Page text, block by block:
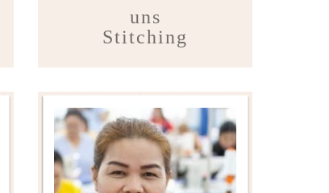
uns
Stitching